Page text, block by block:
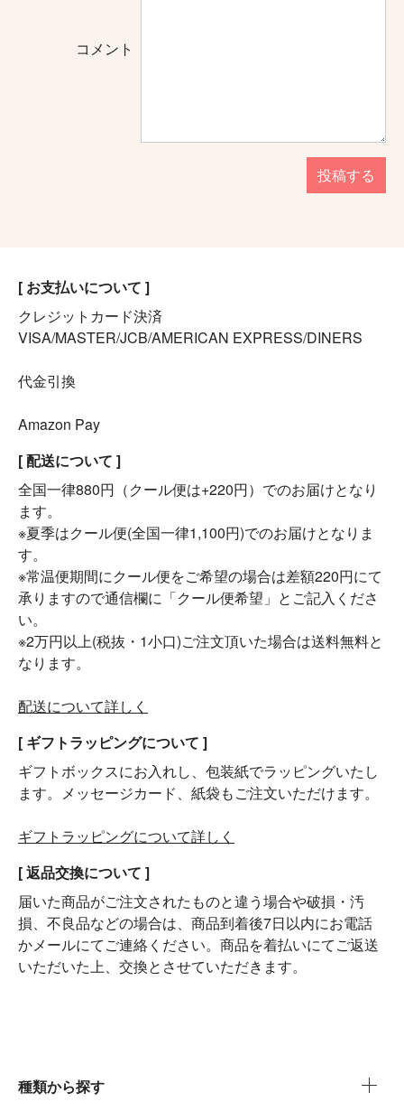
コメント
投稿する
[ お支払いについて ]
クレジットカード決済
VISA/MASTER/JCB/AMERICAN EXPRESS/DINERS
代金引換
Amazon Pay
[ 配送について ]
全国一律880円（クール便は+220円）でのお届けとなり
ます。
※夏季はクール便(全国一律1,100円)でのお届けとなりま
す。
※常温便期間にクール便をご希望の場合は差額220円にて
承りますので通信欄に「クール便希望」とご記入くださ
い。
※2万円以上(税抜・1小口)ご注文頂いた場合は送料無料と
なります。
配送について詳しく
[ ギフトラッピングについて ]
ギフトボックスにお入れし、包装紙でラッピングいたし
ます。メッセージカード、紙袋もご注文いただけます。
ギフトラッピングについて詳しく
[ 返品交換について ]
届いた商品がご注文されたものと違う場合や破損・汚
損、不良品などの場合は、商品到着後7日以内にお電話
かメールにてご連絡ください。商品を着払いにてご返送
いただいた上、交換とさせていただきます。
種類から探す